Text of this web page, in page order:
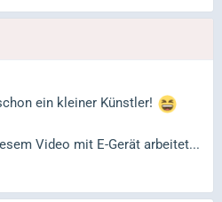
ein kleiner Künstler!
Video mit E-Gerät arbeitet...